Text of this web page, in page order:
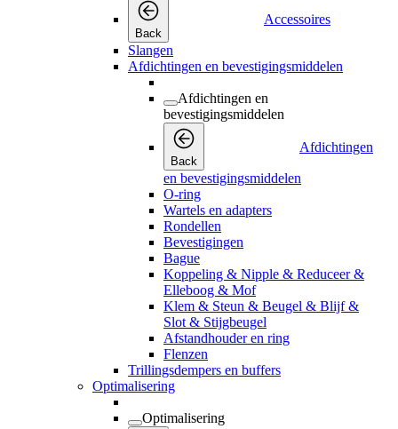
Back
Accessoires
Slangen
Afdichtingen en bevestigingsmiddelen
Afdichtingen en
bevestigingsmiddelen
Back
Afdichtingen
en bevestigingsmiddelen
O-ring
Wartels en adapters
Rondellen
Bevestigingen
Bague
Koppeling & Nipple & Reduceer &
Elleboog & Mof
Klem & Steun & Beugel & Blijf &
Slot & Stijgbeugel
Afstandhouder en ring
Flenzen
Trillingsdempers en buffers
Optimalisering
Optimalisering